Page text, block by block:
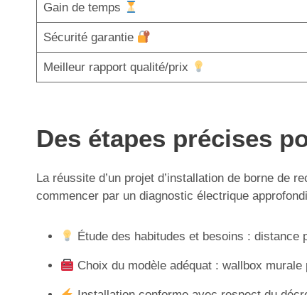
Gain de temps
Sécurité garantie
Meilleur rapport qualité/prix
Des étapes précises
La réussite d’un projet d’installation de borne de
commencer par un diagnostic électrique
Étude des habitudes et besoins : distance
Choix du modèle adéquat : wallbox